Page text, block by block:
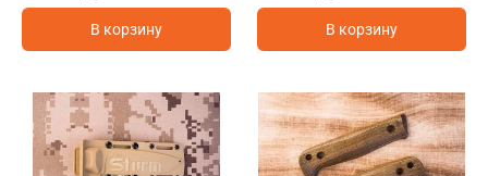
В корзину В корзину